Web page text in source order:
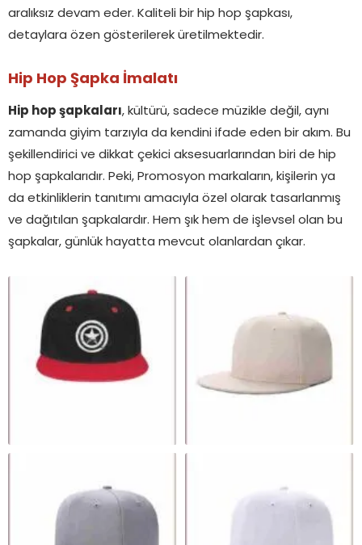
aralıksız devam eder. Kaliteli bir hip hop şapkası,
detaylara özen gösterilerek üretilmektedir.
Hip Hop Şapka İmalatı
Hip hop şapkaları, kültürü, sadece müzikle değil, aynı
zamanda giyim tarzıyla da kendini ifade eden bir akım. Bu
şekillendirici ve dikkat çekici aksesuarlarından biri de hip
hop şapkalarıdır. Peki, Promosyon markaların, kişilerin ya
da etkinliklerin tanıtımı amacıyla özel olarak tasarlanmış
ve dağıtılan şapkalardır. Hem şık hem de işlevsel olan bu
şapkalar, günlük hayatta mevcut olanlardan çıkar.